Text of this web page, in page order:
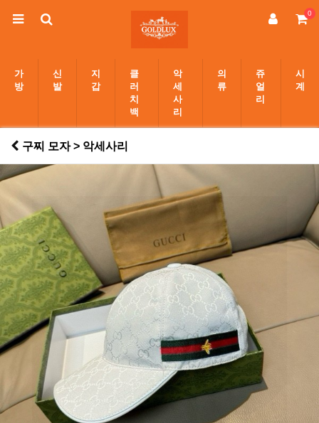
0
가
방
신
발
지
갑
클
러
치
백
악
세
사
리
의
류
쥬
얼
리
시
계
구찌 모자 > 악세사리